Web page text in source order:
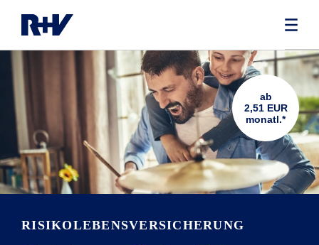
RISIKOLEBENS­VERSICHERUNG
ab
2,51 EUR
monatl.*